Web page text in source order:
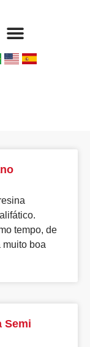
tempo, de
muito boa
Semi